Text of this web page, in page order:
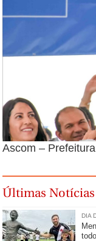
Ascom –
Últimas Notícias
DIA